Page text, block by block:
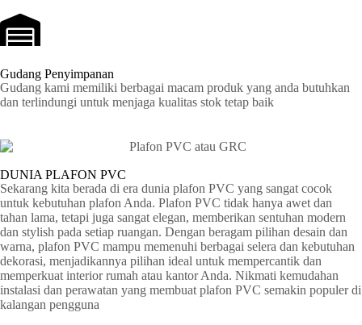
Gudang Penyimpanan
Gudang kami memiliki berbagai macam produk yang anda butuhkan
dan terlindungi untuk menjaga kualitas stok tetap baik
DUNIA PLAFON PVC
Sekarang kita berada di era dunia plafon PVC yang sangat cocok
untuk kebutuhan plafon Anda. Plafon PVC tidak hanya awet dan
tahan lama, tetapi juga sangat elegan, memberikan sentuhan modern
dan stylish pada setiap ruangan. Dengan beragam pilihan desain dan
warna, plafon PVC mampu memenuhi berbagai selera dan kebutuhan
dekorasi, menjadikannya pilihan ideal untuk mempercantik dan
memperkuat interior rumah atau kantor Anda. Nikmati kemudahan
instalasi dan perawatan yang membuat plafon PVC semakin populer di
kalangan pengguna